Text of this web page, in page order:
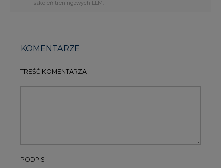
Przesłanie komentarza oznacza akceptację zasad korzystania z portalu